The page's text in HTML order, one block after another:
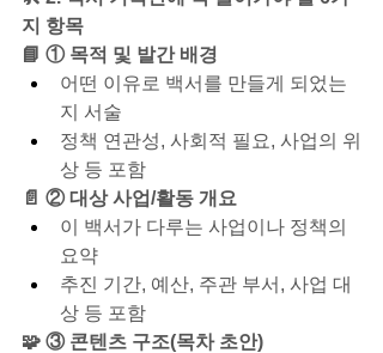
지 항목
📘 ① 목적 및 발간 배경
어떤 이유로 백서를 만들게 되었는
지 서술
정책 연관성, 사회적 필요, 사업의 위
상 등 포함
📄 ② 대상 사업/활동 개요
이 백서가 다루는 사업이나 정책의
요약
추진 기간, 예산, 주관 부서, 사업 대
상 등 포함
🧩 ③ 콘텐츠 구조(목차 초안)